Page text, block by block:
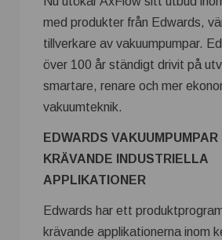
med produkter från Edwards,
tillverkare av vakuumpumpar.
över 100 år ständigt drivit på
smartare, renare och mer
vakuumteknik.
EDWARDS VAKUUMPUMPAR
KRÄVANDE INDUSTRIELLA
APPLIKATIONER
Edwards har ett
krävande applikationerna inom